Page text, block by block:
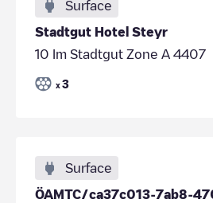
Surface
Stadtgut Hotel Steyr
10 Im Stadtgut Zone A 4407
x 3
Surface